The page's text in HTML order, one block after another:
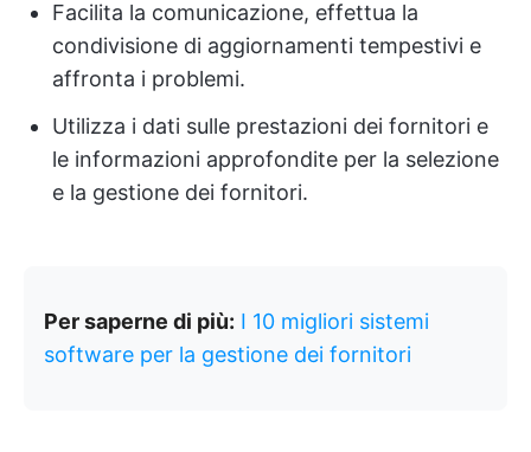
Facilita la comunicazione, effettua la
condivisione di aggiornamenti tempestivi e
affronta i problemi.
Utilizza i dati sulle prestazioni dei fornitori e
le informazioni approfondite per la selezione
e la gestione dei fornitori.
Per saperne di più: I 10 migliori sistemi
software per la gestione dei fornitori